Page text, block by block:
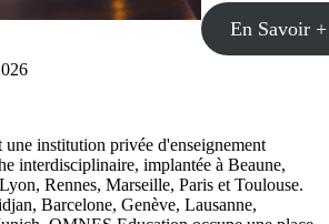
En Savoir +
institution privée d'enseignement
interdisciplinaire, implantée à Beaune,
Rennes, Marseille, Paris et Toulouse.
Barcelone, Genève, Lausanne,